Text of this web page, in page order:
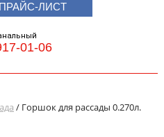
ЛИСТ
01-06
/ Горшок для рассады 0.270л.